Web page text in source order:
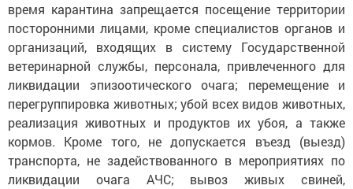
время карантина запрещается посещение территории
посторонними лицами, кроме специалистов органов и
организаций, входящих в систему Государственной
ветеринарной службы, персонала, привлеченного для
ликвидации эпизоотического очага; перемещение и
перегруппировка животных; убой всех видов животных,
реализация животных и продуктов их убоя, а также
кормов. Кроме того, не допускается въезд (выезд)
транспорта, не задействованного в мероприятиях по
ликвидации очага АЧС; вывоз живых свиней,